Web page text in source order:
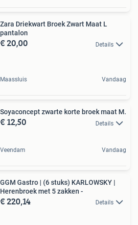
Zara Driekwart Broek Zwart Maat L
pantalon
€ 20,00 Details
Maassluis Vandaag
Soyaconcept zwarte korte broek maat M.
€ 12,50 Details
Veendam Vandaag
GGM Gastro | (6 stuks) KARLOWSKY |
Herenbroek met 5 zakken -
€ 220,14 Details